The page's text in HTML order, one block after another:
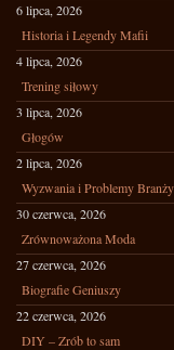
6 lipca, 2026
Historia i Legendy Mafii
4 lipca, 2026
Trening siłowy
3 lipca, 2026
Głogów
2 lipca, 2026
Wyzwania i Problemy Branży
30 czerwca, 2026
Zrównoważona Moda
27 czerwca, 2026
Biografie Geniuszy
22 czerwca, 2026
DIY – Zrób to sam